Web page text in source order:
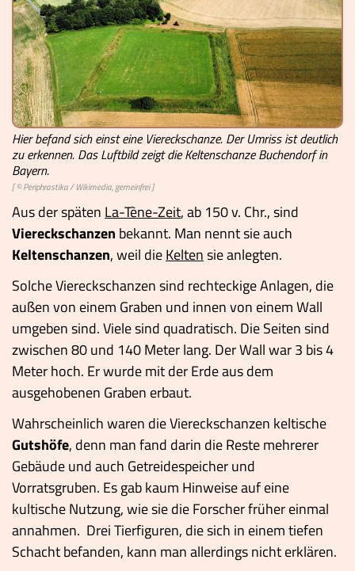
Hier befand sich einst eine Viereckschanze. Der Umriss ist deutlich
zu erkennen. Das Luftbild zeigt die Keltenschanze Buchendorf in
Bayern.
[ ©Periphrastika/ Wikimedia, gemeinfrei ]
Aus der spätenLa-Tène-Zeit, ab 150 v. Chr., sind
Viereckschanzen bekannt. Man nennt sie auch
Keltenschanzen, weil dieKeltensie anlegten.
Solche Viereckschanzen sind rechteckige Anlagen, die
außen von einem Graben und innen von einem Wall
umgeben sind. Viele sind quadratisch. Die Seiten sind
zwischen 80 und 140 Meter lang. Der Wall war 3 bis 4
Meter hoch. Er wurde mit der Erde aus dem
ausgehobenen Graben erbaut.
Wahrscheinlich waren die Viereckschanzen keltische
Gutshöfe, denn man fand darin die Reste mehrerer
Gebäude und auch Getreidespeicher und
Vorratsgruben. Es gab kaum Hinweise auf eine
kultische Nutzung, wie sie die Forscher früher einmal
annahmen. Drei Tierfiguren, die sich in einem tiefen
Schacht befanden, kann man allerdings nicht erklären.